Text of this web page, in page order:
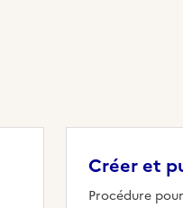
Créer et
Procédure